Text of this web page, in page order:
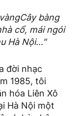
bàng
cổ, mái ngói
Hà Nội..."
đời nhạc
1985, tôi
hóa Liên Xô
Hà Nội một